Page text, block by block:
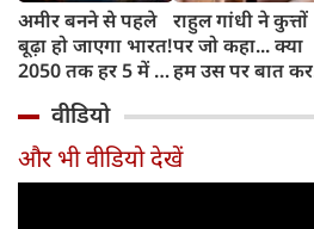
अमीर बनने से पहले
बूढ़ा हो जाएगा भारत!
2050 तक हर 5 में 1
साल से ज्यादा उम्र का
राहुल गांधी ने कुत्तों
पर जो कहा... क्या
हम उस पर बात कर
वीडियो
और भी वीडियो देखें